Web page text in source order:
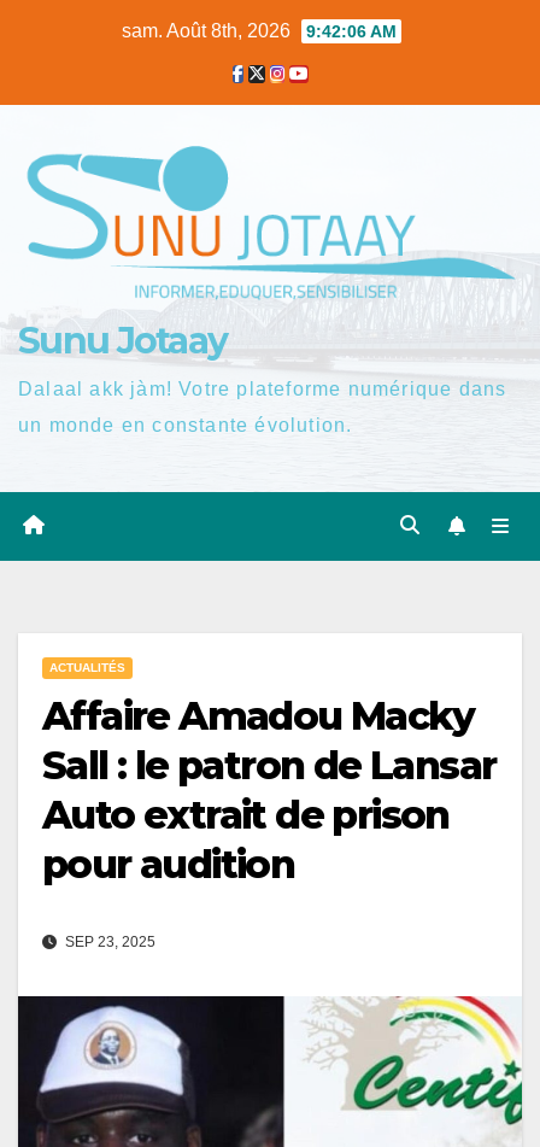
sam. Août 8th, 2026 9:42:06 AM
Sunu Jotaay
Dalaal akk jàm! Votre plateforme numérique dans
un monde en constante évolution.
ACTUALITÉS
Affaire Amadou Macky
Sall : le patron de Lansar
Auto extrait de prison
pour audition
SEP 23, 2025